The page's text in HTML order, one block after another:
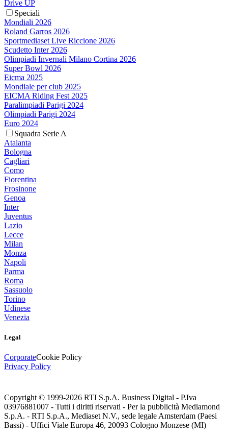
Drive UP
Speciali
Mondiali 2026
Roland Garros 2026
Sportmediaset Live Riccione 2026
Scudetto Inter 2026
Olimpiadi Invernali Milano Cortina 2026
Super Bowl 2026
Eicma 2025
Mondiale per club 2025
EICMA Riding Fest 2025
Paralimpiadi Parigi 2024
Olimpiadi Parigi 2024
Euro 2024
Squadra Serie A
Atalanta
Bologna
Cagliari
Como
Fiorentina
Frosinone
Genoa
Inter
Juventus
Lazio
Lecce
Milan
Monza
Napoli
Parma
Roma
Sassuolo
Torino
Udinese
Venezia
Legal
CorporateCookie Policy
Privacy Policy
Copyright © 1999-2026 RTI S.p.A. Business Digital - P.Iva
03976881007 - Tutti i diritti riservati - Per la pubblicità Mediamond
S.p.A. - RTI S.p.A., Mediaset N.V., sede legale Amsterdam (Paesi
Bassi) - Uffici Viale Europa 46, 20093 Cologno Monzese (MI)